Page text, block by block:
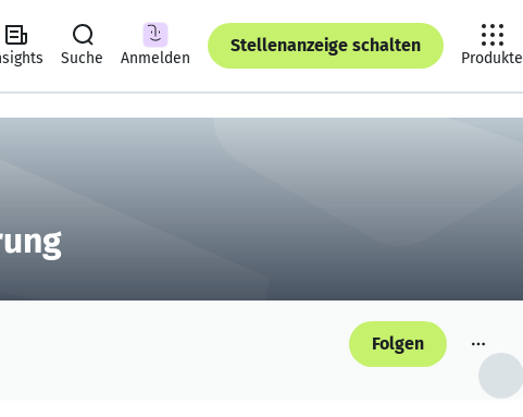
Suche Anmelden
Stellenanzeige schalten
Produkte
Folgen